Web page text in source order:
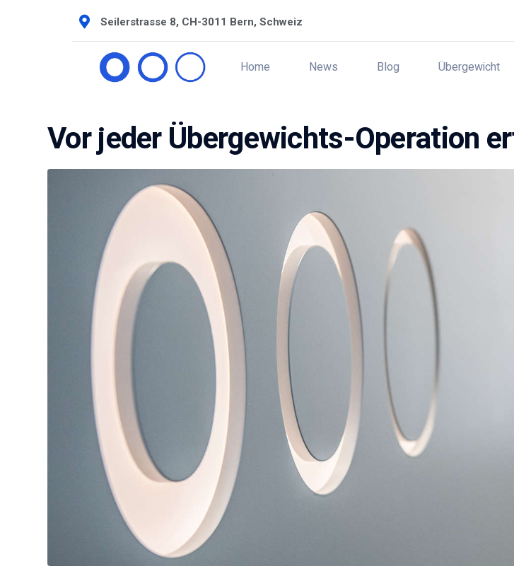
Seilerstrasse 8, CH-3011 Bern, Schweiz
Home News Blog Übergewicht
Vor jeder Übergewichts-Operation